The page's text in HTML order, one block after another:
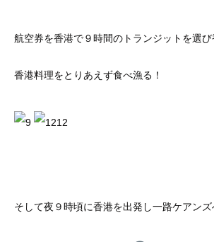
航空券を香港で９時間のトランジットを選
香港料理をとりあえず食べ漁る！
そして夜９時頃に香港を出発し一路ケアンズ